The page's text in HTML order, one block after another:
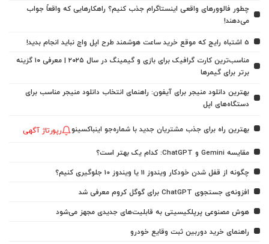
چطور فالوورهای واقعی اینستاگرام جذب کنیم؟ راهکارهایی که واقعاً جواب
می‌دهند!
5 اشتباه رایج که موقع خرید ساعت هوشمند طرح اپل واچ نباید انجام بدید!
مناسب‌ترین کارت گرافیک برای بازی و گیمینگ در سال ۲۰۲۵ | معرفی ۱۰ گزینه
برتر برای گیمرها
بهترین دانلود منیجر برای آیفون: راهنمای انتخاب دانلود منیجر مناسب برای
دستگاه‌های اپل
بهترین راه برای جذب مشتریان جدید با شماره‌جو اینباکسینو رپورتاژ آگهی
مقایسه Gemini و ChatGPT: کدام یک بهتر است؟
چگونه از قفل شدن خودکار ویندوز 11 یا ویندوز 10 جلوگیری کنیم؟
افزونه‌ی جستجوی ChatGPT برای گوگل کروم معرفی شد
هوش مصنوعی پرپلکیسیتی به قابلیت‌های جدیدی مجهز می‌شود
راهنمای خرید دوربین ثبت وقایع خودرو